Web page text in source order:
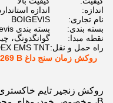
اندازه:
اندازه
نام تجاری:
BOIGEVIS
بسته بندی:
بسته بندی Boigevis
نقطه مبدا:
گوانگدونگ،
راه حمل و نقل:EMS TNT